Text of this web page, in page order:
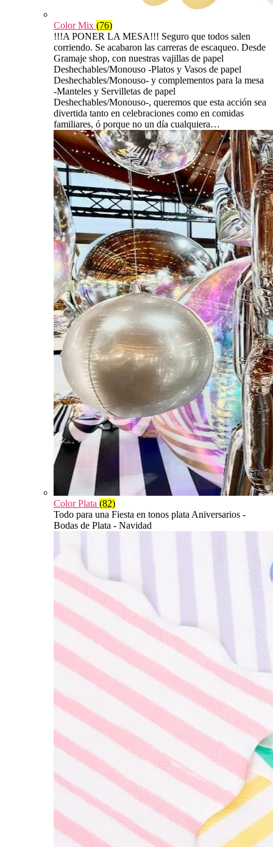
Color Mix (76)
!!!A PONER LA MESA!!! Seguro que todos salen
corriendo. Se acabaron las carreras de escaqueo. Desde
Gramaje shop, con nuestras vajillas de papel
Deshechables/Monouso -Platos y Vasos de papel
Deshechables/Monouso- y complementos para la mesa
-Manteles y Servilletas de papel
Deshechables/Monouso-, queremos que esta acción sea
divertida tanto en celebraciones como en comidas
familiares, ó porque no un día cualquiera…
Color Plata (82)
Todo para una Fiesta en tonos plata Aniversarios -
Bodas de Plata - Navidad